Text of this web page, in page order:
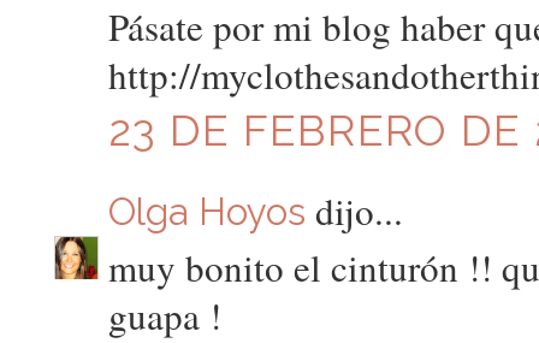
Pásate por mi blog haber
http://
23 DE FEBRERO
Olga Hoyos dijo...
muy bonito el cinturón !!
guapa !